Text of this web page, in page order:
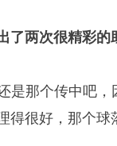
了两次很精彩的
是那个传中吧
得很好，那个球